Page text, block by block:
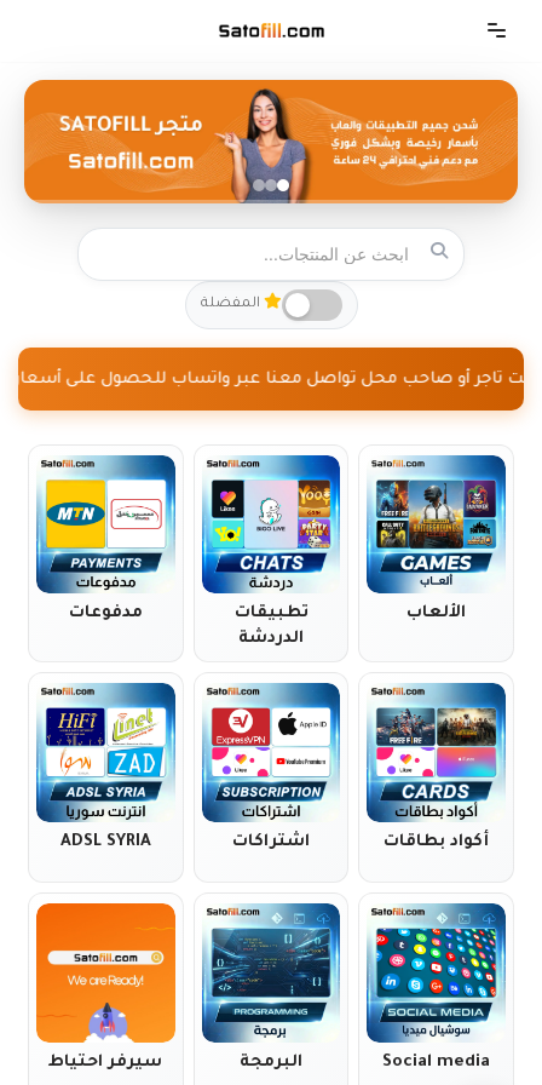
إلى
المحتوى
المفضلة
كنت تاجر أو صاحب محل تواصل معنا عبر واتساب للحصول على أسعار جملة
الألعاب
تطبيقات
الدردشة
مدفوعات
أكواد بطاقات اشتراكات ADSL SYRIA
Social media البرمجة سيرفر احتياط